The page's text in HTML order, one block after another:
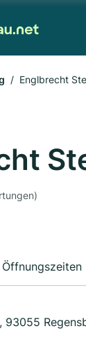
Englbrecht
Öffnungszeiten
93055